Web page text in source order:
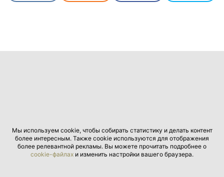
Мы используем cookie, чтобы собирать статистику и делать контент
более интересным. Также cookie используются для отображения
более релевантной рекламы. Вы можете прочитать подробнее о
cookie-файлах и изменить настройки вашего браузера.